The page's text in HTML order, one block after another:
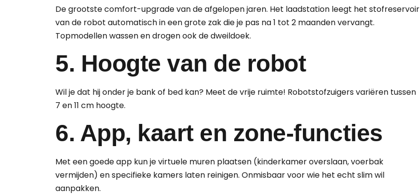
De grootste comfort-upgrade van de afgelopen jaren. Het laadstation leegt het stofreservoir
van de robot automatisch in een grote zak die je pas na 1 tot 2 maanden vervangt.
Topmodellen wassen en drogen ook de dweildoek.
5. Hoogte van de robot
Wil je dat hij onder je bank of bed kan? Meet de vrije ruimte! Robotstofzuigers variëren tussen
7 en 11 cm hoogte.
6. App, kaart en zone-functies
Met een goede app kun je virtuele muren plaatsen (kinderkamer overslaan, voerbak
vermijden) en specifieke kamers laten reinigen. Onmisbaar voor wie het echt slim wil
aanpakken.